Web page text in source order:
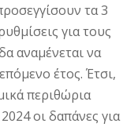
τα 3
για τους
αναμένεται να
έτος. Έτσι,
περιθώρια
οι δαπάνες για